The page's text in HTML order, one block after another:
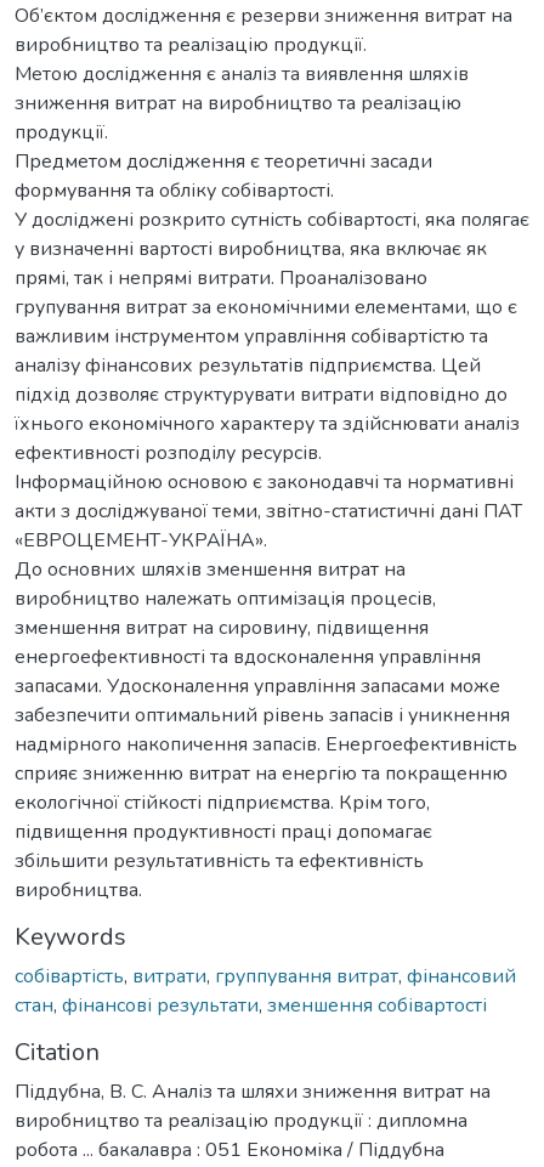
Об’єктом дослідження є резерви зниження витрат на
виробництво та реалізацію продукції.
Метою дослідження є аналіз та виявлення шляхів
зниження витрат на виробництво та реалізацію
продукції.
Предметом дослідження є теоретичні засади
формування та обліку собівартості.
У досліджені розкрито сутність собівартості, яка полягає
у визначенні вартості виробництва, яка включає як
прямі, так і непрямі витрати. Проаналізовано
групування витрат за економічними елементами, що є
важливим інструментом управління собівартістю та
аналізу фінансових результатів підприємства. Цей
підхід дозволяє структурувати витрати відповідно до
їхнього економічного характеру та здійснювати аналіз
ефективності розподілу ресурсів.
Інформаційною основою є законодавчі та нормативні
акти з досліджуваної теми, звітно-статистичні дані ПАТ
«ЕВРОЦЕМЕНТ-УКРАЇНА».
До основних шляхів зменшення витрат на
виробництво належать оптимізація процесів,
зменшення витрат на сировину, підвищення
енергоефективності та вдосконалення управління
запасами. Удосконалення управління запасами може
забезпечити оптимальний рівень запасів і уникнення
надмірного накопичення запасів. Енергоефективність
сприяє зниженню витрат на енергію та покращенню
екологічної стійкості підприємства. Крім того,
підвищення продуктивності праці допомагає
збільшити результативність та ефективність
виробництва.
Keywords
собівартість, витрати, группування витрат, фінансовий
стан, фінансові результати, зменшення собівартості
Citation
Піддубна, В. С. Аналіз та шляхи зниження витрат на
виробництво та реалізацію продукції : дипломна
робота ... бакалавра : 051 Економіка / Піддубна